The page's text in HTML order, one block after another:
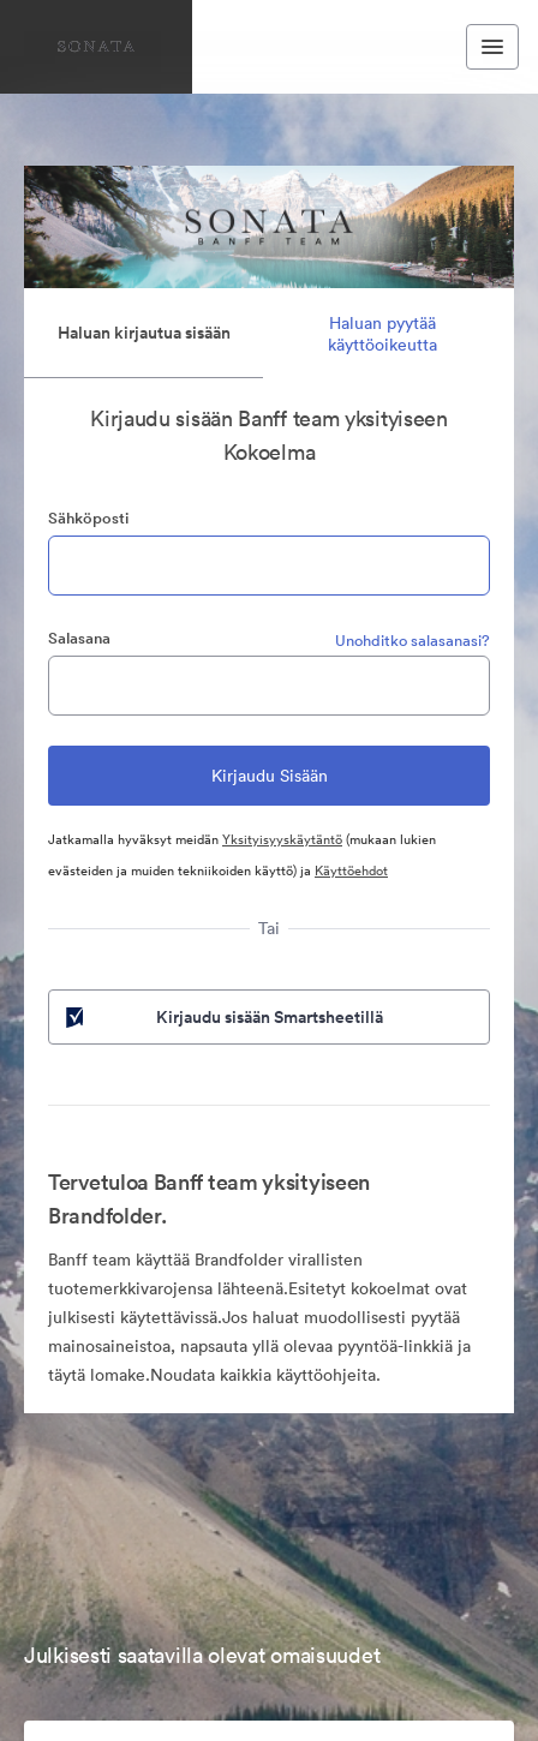
Haluan kirjautua sisään
Haluan pyytää
käyttöoikeutta
Kirjaudu sisään Banff team yksityiseen
Kokoelma
Sähköposti
Salasana Unohditko salasanasi?
Jatkamalla hyväksyt meidänYksityisyyskäytäntö(mukaan lukien
evästeiden ja muiden tekniikoiden käyttö) ja Käyttöehdot
Tai
Kirjaudu sisään Smartsheetillä
Tervetuloa Banff team yksityiseen
Brandfolder.
Banff team käyttää Brandfolder virallisten
tuotemerkkivarojensa lähteenä.Esitetyt kokoelmat ovat
julkisesti käytettävissä.Jos haluat muodollisesti pyytää
mainosaineistoa, napsauta yllä olevaa pyyntöä-linkkiä ja
täytä lomake.Noudata kaikkia käyttöohjeita.
Julkisesti saatavilla olevat omaisuudet